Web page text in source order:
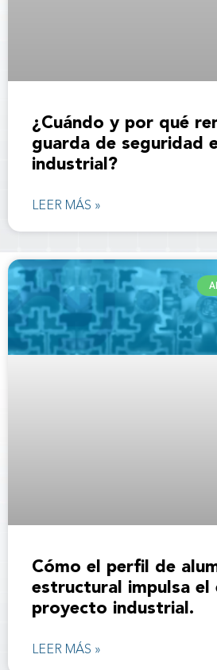
¿Cuándo y por qué
guarda de seguridad
industrial?
LEER MÁS »
Cómo el perfil de
estructural impulsa
proyecto industrial.
LEER MÁS »